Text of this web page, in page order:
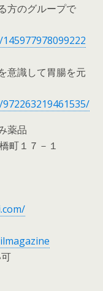
方のグループで
意識して胃腸を元
薬品
町１７－１